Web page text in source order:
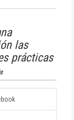
las
prácticas